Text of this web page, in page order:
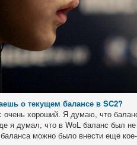
о текущем балансе в SC2?
очень хороший. Я думаю, что
я думал, что в WoL баланс был
можно было внести еще